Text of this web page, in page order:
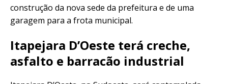
construção da nova sede da prefeitura e de uma
garagem para a frota municipal.
Itapejara D’Oeste terá creche,
asfalto e barracão industrial